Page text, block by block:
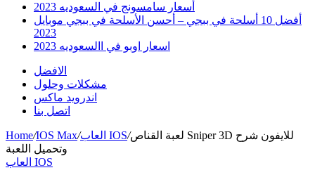
أسعار سامسونج في السعوديه 2023
أفضل 10 أسلحة في ببجي – أحسن الأسلحة في ببجي موبايل
2023
اسعار اوبو في االسعوديه 2023
الافضل
مشكلات وحلول
اندرويد ماكس
اتصل بنا
Home/IOS Max/ العاب IOS/لعبة القناص Sniper 3D للايفون شرح
وتحميل اللعبة
العاب IOS